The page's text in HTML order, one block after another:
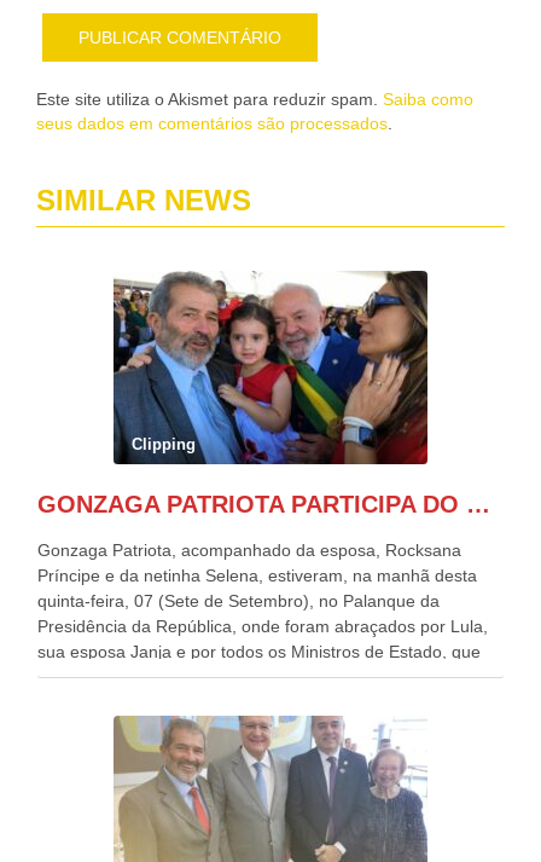
Este site utiliza o Akismet para reduzir spam. Saiba como
seus dados em comentários são processados
SIMILAR NEWS
Clipping
GONZAGA PATRIOTA PARTICIPA DO DESFILE DA INDEPENDÊNCIA NO PALANQUE DA PRESIDÊNCIA DA REPÚBLICA E É ABRAÇADO POR LULA E POR GERALDO ALCKMIN.
Gonzaga Patriota, acompanhado da esposa, Rocksana
Príncipe e da netinha Selena, estiveram, na manhã desta
quinta-feira, 07 (Sete de Setembro), no Palanque da
Presidência da República, onde foram abraçados por Lula,
sua esposa Janja e por todos os Ministros de Estado, que
estavam presentes, nos Desfiles da Independência da
outros desfiles, na Esplanada dos Ministérios, disse ter sido
o deste ano, o maior e o mais organizado de todos. “Há
quatro décadas, como Patriota até no nome, participo
anualmente dos desfiles de Sete de Setembro, na
Esplanada dos Ministérios, em Brasília. Este ano, o governo
preparou espaços com cadeiras e coberturas, para 30.000